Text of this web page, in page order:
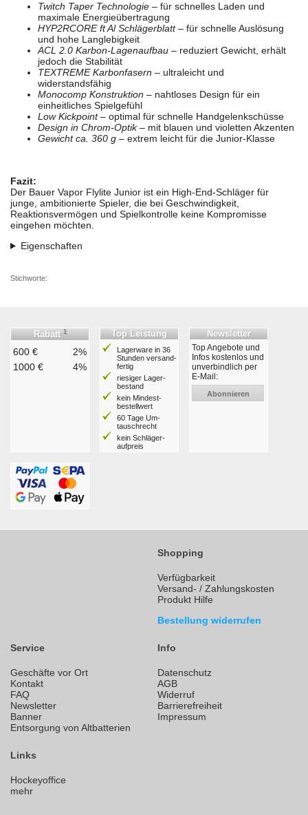
Twitch Taper Technologie – für schnelles Laden und
maximale Energieübertragung
HYP2RCORE ft Al Schlägerblatt– für schnelle Auslösung
und hohe Langlebigkeit
ACL 2.0 Karbon-Lagenaufbau – reduziert Gewicht, erhält
jedoch die Stabilität
TEXTREME Karbonfasern – ultraleicht und
widerstandsfähig
Monocomp Konstruktion – nahtloses Design für ein
einheitliches Spielgefühl
Low Kickpoint– optimal für schnelle Handgelenkschüsse
Design in Chrom-Optik– mit blauen und violetten Akzenten
Gewicht ca. 360 g – extrem leicht für die Junior-Klasse
Fazit:
Der Bauer Vapor Flylite Junior ist ein High-End-Schläger für
junge, ambitionierte Spieler, die bei Geschwindigkeit,
Reaktionsvermögen und Spielkontrolle keine Kompromisse
eingehen möchten.
Eigenschaften
Stichworte:
Rabatt 1
600 €
2%
1000 €
4%
Top Leistung
Lagerware in 36
Stunden ver­sand­
fertig
riesiger Lager­
bestand
kein Mindest­
bestell­wert
60 Tage Um­
tausch­recht
kein Schläger­
aufpreis
Newsletter
Top Angebote und
Infos kostenlos und
unverbindlich per
E-Mail:
Abonnieren
Shopping
Verfügbarkeit
Versand- / Zahlungskosten
Produkt Hilfe
Bestellung widerrufen
Service
Geschäfte vor Ort
Kontakt
FAQ
Newsletter
Banner
Entsorgung von Altbatterien
Info
Datenschutz
AGB
Widerruf
Barrierefreiheit
Impressum
Links
Hockeyoffice
mehr